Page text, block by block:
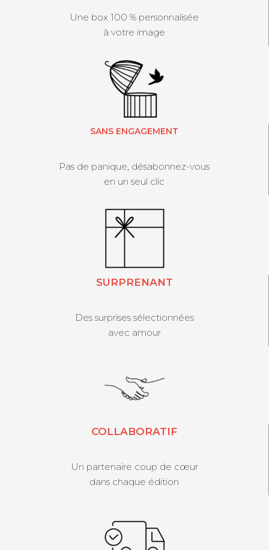
Une box 100 % personnalisée
à votre image
SANS ENGAGEMENT
Pas de panique, désabonnez-vous
en un seul clic
SURPRENANT
Des surprises sélectionnées
avec amour
COLLABORATIF
Un partenaire coup de cœur
dans chaque édition